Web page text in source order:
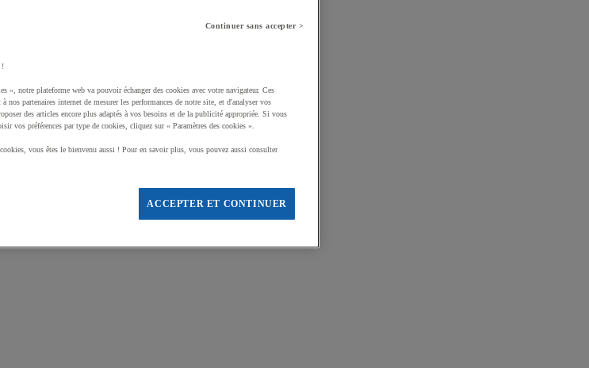
Continuer sans accepter >
!
», notre plateforme web va pouvoir échanger des cookies avec votre navigateur. Ces
nos partenaires internet de mesurer les performances de notre site, et d'analyser vos
des articles encore plus adaptés à vos besoins et de la publicité appropriée. Si vous
vos préférences par type de cookies, cliquez sur « Paramètres des cookies ».
vous êtes le bienvenu aussi ! Pour en savoir plus, vous pouvez aussi consulter
ACCEPTER ET CONTINUER